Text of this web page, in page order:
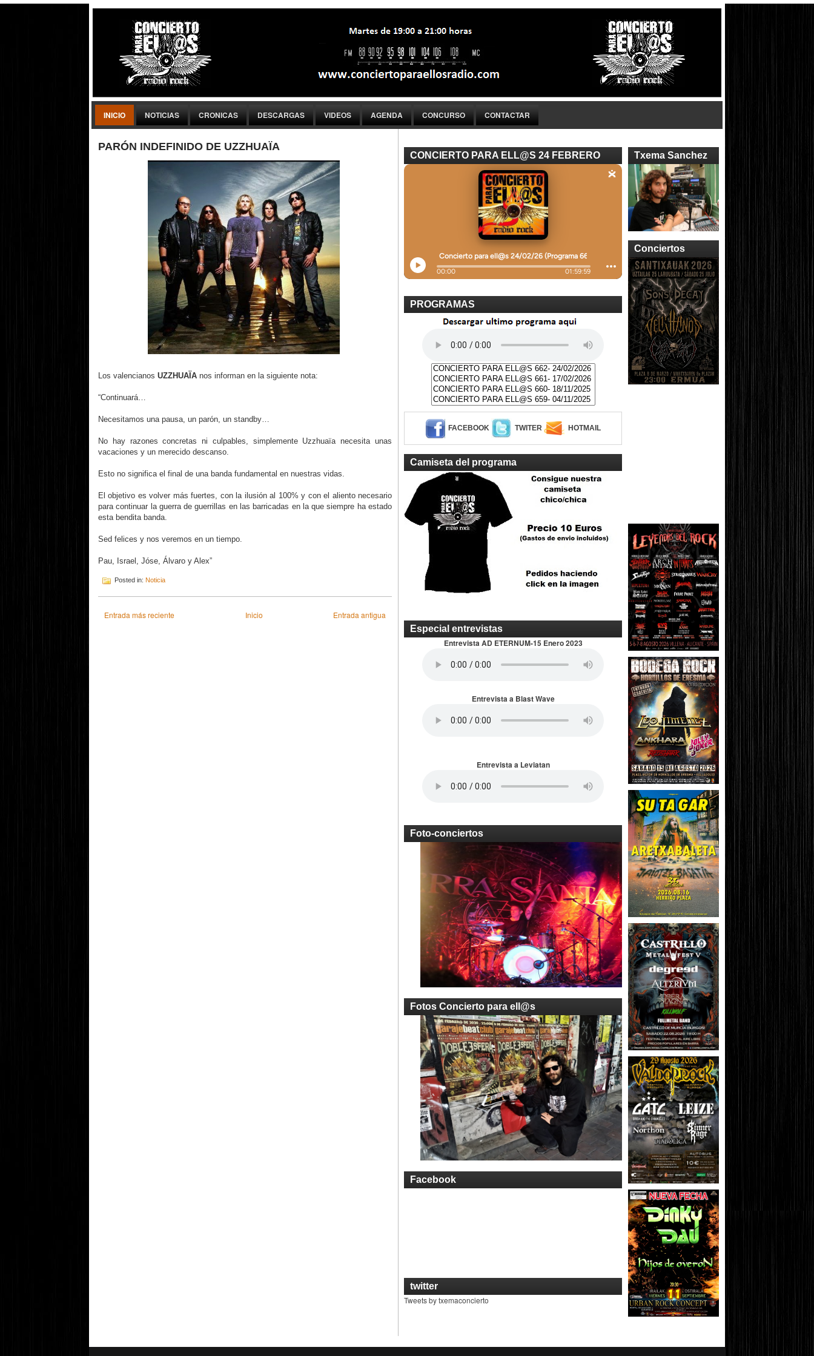
INICIO NOTICIAS CRONICAS DESCARGAS VIDEOS AGENDA CONCURSO CONTACTAR
PARÓN INDEFINIDO DE UZZHUAÏA
Los valencianos UZZHUAÏA nos informan en la siguiente nota:
“Continuará…
Necesitamos una pausa, un parón, un standby…
No hay razones concretas ni culpables, simplemente Uzzhuaïa necesita unas
vacaciones y un merecido descanso.
Esto no significa el final de una banda fundamental en nuestras vidas.
El objetivo es volver más fuertes, con la ilusión al 100% y con el aliento necesario
para continuar la guerra de guerrillas en las barricadas en la que siempre ha estado
esta bendita banda.
Sed felices y nos veremos en un tiempo.
Pau, Israel, Jóse, Álvaro y Alex”
Posted in: Noticia
Entrada más reciente Entrada antigua
Inicio
CONCIERTO PARA ELL@S 24 FEBRERO
PROGRAMAS
FACEBOOK TWITER HOTMAIL
Camiseta del programa
Especial entrevistas
Entrevista AD ETERNUM-15 Enero 2023
Entrevista a Blast Wave
Entrevista a Leviatan
Foto-conciertos
Fotos Concierto para ell@s
Facebook
twitter
Tweets by txemaconcierto
Txema Sanchez
Conciertos